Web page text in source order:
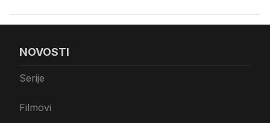
NOVOSTI
Serije
Filmovi